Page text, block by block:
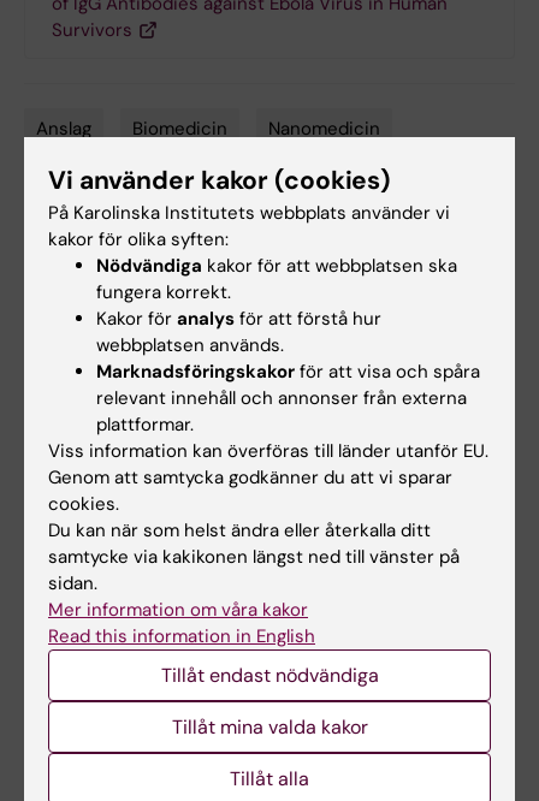
Survivors
Anslag Biomedicin Nanomedicin
Uppdaterad av:
Anna Molin 2023-02-22
Relaterat
Pressmeddelande från Novo Nordisk Fonden
Relaterade artiklar
Vi använder kakor (cookies)
På Karolinska Institutets webbplats använder vi
kakor för olika syften:
Nödvändiga kakor för att webbplatsen ska
fungera korrekt.
Kakor för analys för att förstå hur
webbplatsen används.
Marknadsföringskakor för att visa och spåra
relevant innehåll och annonser från externa
plattformar.
Viss information kan överföras till länder utanför EU.
Genom att samtycka godkänner du att vi sparar
cookies.
Du kan när som helst ändra eller återkalla ditt
samtycke via kakikonen längst ned till vänster på
sidan.
Mer information om våra kakor
Read this information in English
Tillåt endast nödvändiga
Tillåt mina valda kakor
Tillåt alla